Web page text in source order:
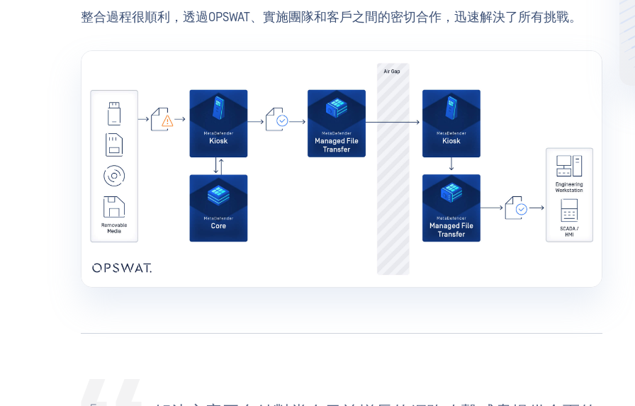
整合過程很順利，透過OPSWAT、實施團隊和客戶之間的密切合作，迅速解決了所有挑戰。